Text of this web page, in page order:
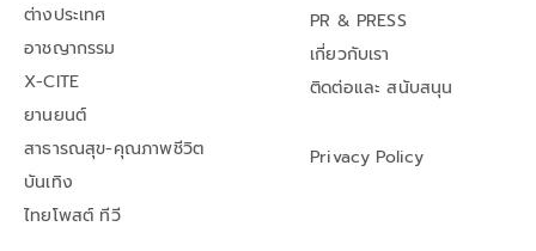
ต่างประเทศ
อาชญากรรม
X-CITE
ยานยนต์
สาธารณสุข-คุณภาพชีวิต
บันเทิง
ไทยโพสต์ ทีวี
PR & PRESS
เกี่ยวกับเรา
ติดต่อและ สนับสนุน
Privacy Policy